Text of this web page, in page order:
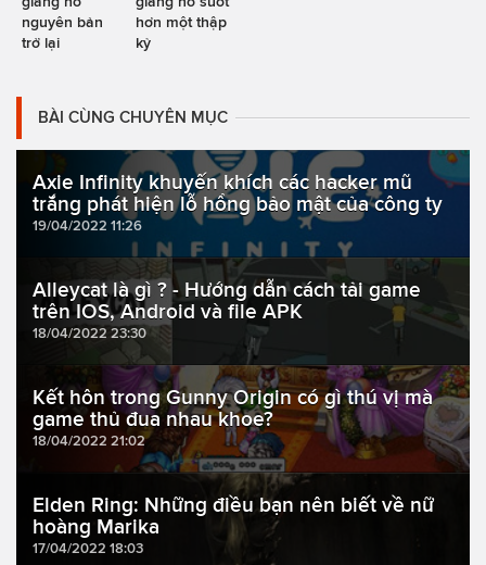
nguyên bản
trở lại
hơn một thập
kỷ
BÀI CÙNG CHUYÊN MỤC
Axie Infinity khuyến khích các hacker mũ
trắng phát hiện lỗ hổng bảo mật của công ty
19/04/2022 11:26
Alleycat là gì ? - Hướng dẫn cách tải game
trên IOS, Android và file APK
18/04/2022 23:30
Kết hôn trong Gunny Origin có gì thú vị mà
game thủ đua nhau khoe?
18/04/2022 21:02
Elden Ring: Những điều bạn nên biết về nữ
hoàng Marika
17/04/2022 18:03